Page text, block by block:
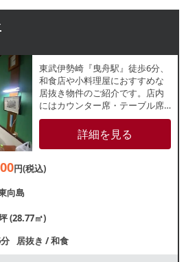
東武伊勢崎『曳舟駅』徒歩6分、
和食店や小料理屋におすすめな
居抜き物件のご紹介です。店内
にはカウンター席・テーブル席
があり、お一人様からグループ
客まで幅広いお客様に対応可能
なレイアウト。諸条件等、お気
詳細を見る
円(税込)
向島
(28.77㎡)
居抜き /和食